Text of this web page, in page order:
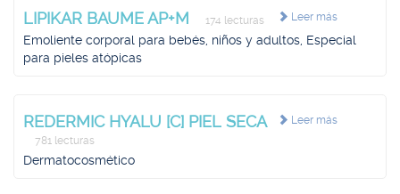
Leer más
LIPIKAR BAUME AP+M 174 lecturas
Emoliente corporal para bebés, niños y adultos, Especial
para pieles atópicas
Leer más
REDERMIC HYALU [C] PIEL SECA
781 lecturas
Dermatocosmético